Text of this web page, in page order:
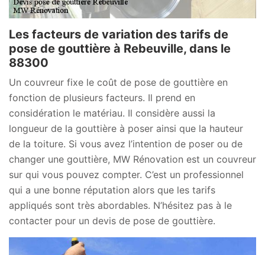
Les facteurs de variation des tarifs de
pose de gouttière à Rebeuville, dans le
88300
Un couvreur fixe le coût de pose de gouttière en
fonction de plusieurs facteurs. Il prend en
considération le matériau. Il considère aussi la
longueur de la gouttière à poser ainsi que la hauteur
de la toiture. Si vous avez l’intention de poser ou de
changer une gouttière, MW Rénovation est un couvreur
sur qui vous pouvez compter. C’est un professionnel
qui a une bonne réputation alors que les tarifs
appliqués sont très abordables. N’hésitez pas à le
contacter pour un devis de pose de gouttière.